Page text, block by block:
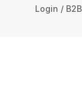
Login /